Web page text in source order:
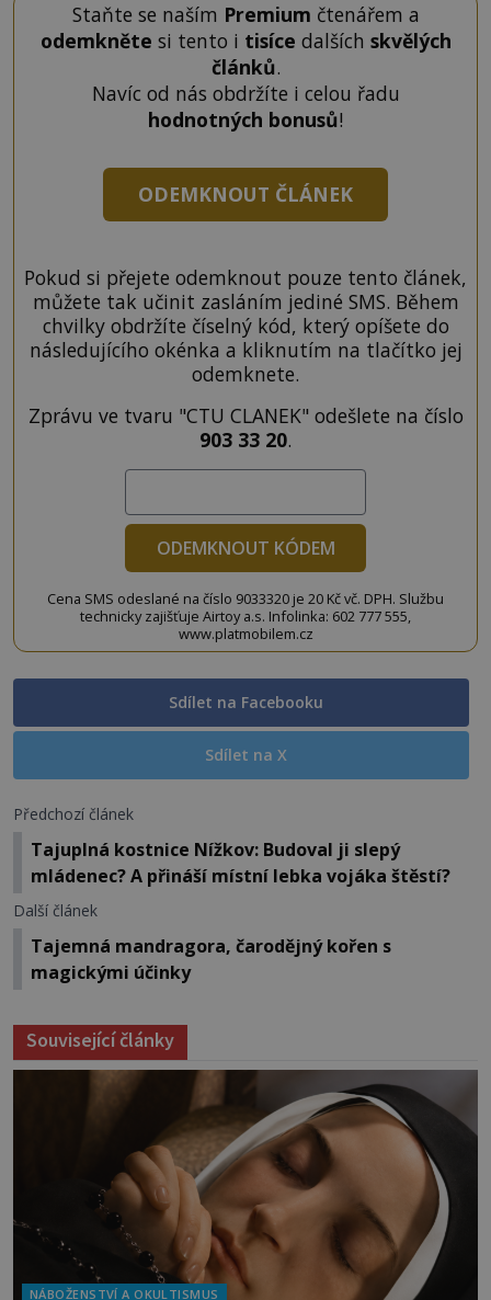
Staňte se naším Premium čtenářem a
odemkněte si tento i tisíce dalších skvělých
článků.
Navíc od nás obdržíte i celou řadu
hodnotných bonusů!
ODEMKNOUT ČLÁNEK
Pokud si přejete odemknout pouze tento článek,
můžete tak učinit zasláním jediné SMS. Během
chvilky obdržíte číselný kód, který opíšete do
následujícího okénka a kliknutím na tlačítko jej
odemknete.
Zprávu ve tvaru "CTU CLANEK" odešlete na číslo
903 33 20.
ODEMKNOUT KÓDEM
Cena SMS odeslané na číslo 9033320 je 20 Kč vč. DPH. Službu
technicky zajišťuje Airtoy a.s. Infolinka: 602 777 555,
www.platmobilem.cz
Sdílet na Facebooku
Sdílet na X
Předchozí článek
Tajuplná kostnice Nížkov: Budoval ji slepý
mládenec? A přináší místní lebka vojáka štěstí?
Další článek
Tajemná mandragora, čarodějný kořen s
magickými účinky
Související články
NÁBOŽENSTVÍ A OKULTISMUS